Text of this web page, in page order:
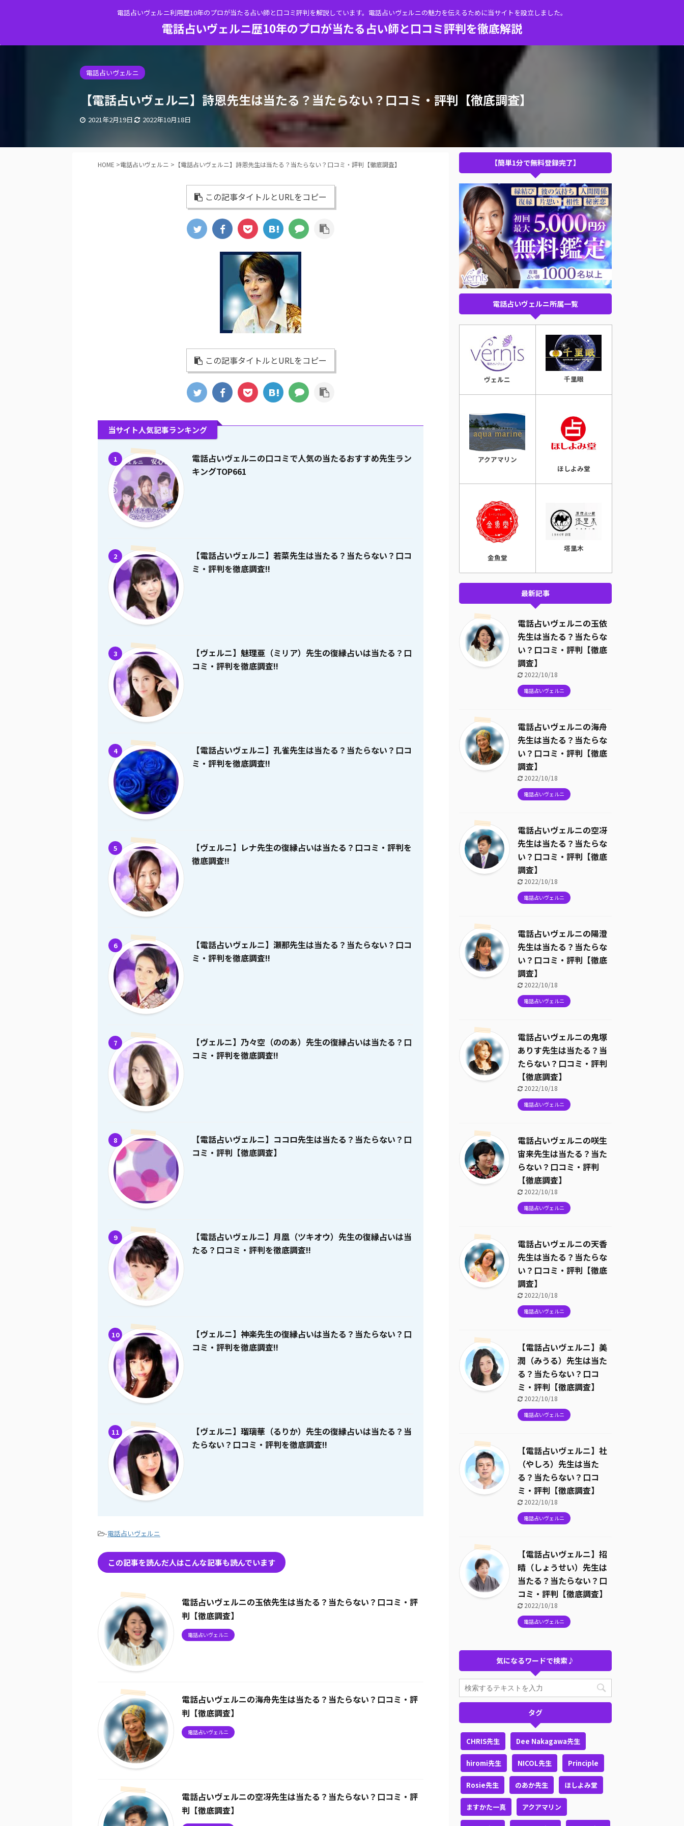
電話占いヴェルニ利用歴10年のプロが当たる占い師と口コミ評判を解説しています。電話占いヴェルニの魅力を伝えるために当サイトを設立しました。
電話占いヴェルニ歴10年のプロが当たる占い師と口コミ評判を徹底解説
電話占いヴェルニ
【電話占いヴェルニ】詩恩先生は当たる？当たらない？口コミ・評判【徹底調査】
2021年2月19日 2022年10月18日
HOME >電話占いヴェルニ > 【電話占いヴェルニ】詩恩先生は当たる？当たらない？口コミ・評判【徹底調査】
この記事タイトルとURLをコピー
この記事タイトルとURLをコピー
当サイト人気記事ランキング
1
電話占いヴェルニの口コミで人気の当たるおすすめ先生ラン
キングTOP661
2
【電話占いヴェルニ】若菜先生は当たる？当たらない？口コ
ミ・評判を徹底調査!!
3
【ヴェルニ】魅理亜（ミリア）先生の復縁占いは当たる？口
コミ・評判を徹底調査!!
4
【電話占いヴェルニ】孔雀先生は当たる？当たらない？口コ
ミ・評判を徹底調査!!
5
【ヴェルニ】レナ先生の復縁占いは当たる？口コミ・評判を
徹底調査!!
6
【電話占いヴェルニ】瀬那先生は当たる？当たらない？口コ
ミ・評判を徹底調査!!
7
【ヴェルニ】乃々空（ののあ）先生の復縁占いは当たる？口
コミ・評判を徹底調査!!
8
【電話占いヴェルニ】ココロ先生は当たる？当たらない？口
コミ・評判【徹底調査】
9
【電話占いヴェルニ】月凰（ツキオウ）先生の復縁占いは当
たる？口コミ・評判を徹底調査!!
10
【ヴェルニ】神楽先生の復縁占いは当たる？当たらない？口
コミ・評判を徹底調査!!
11
【ヴェルニ】瑠璃華（るりか）先生の復縁占いは当たる？当
たらない？口コミ・評判を徹底調査!!
-電話占いヴェルニ
この記事を読んだ人はこんな記事も読んでいます
電話占いヴェルニの玉依先生は当たる？当たらない？口コミ・評
判【徹底調査】
電話占いヴェルニ
電話占いヴェルニの海舟先生は当たる？当たらない？口コミ・評
判【徹底調査】
電話占いヴェルニ
電話占いヴェルニの空冴先生は当たる？当たらない？口コミ・評
判【徹底調査】
【簡単1分で無料登録完了】
電話占いヴェルニ所属一覧
ヴェルニ 千里眼
アクアマリン
ほしよみ堂
金魚堂
塔里木
最新記事
電話占いヴェルニの玉依
先生は当たる？当たらな
い？口コミ・評判【徹底
調査】
2022/10/18
電話占いヴェルニ
電話占いヴェルニの海舟
先生は当たる？当たらな
い？口コミ・評判【徹底
調査】
2022/10/18
電話占いヴェルニ
電話占いヴェルニの空冴
先生は当たる？当たらな
い？口コミ・評判【徹底
調査】
2022/10/18
電話占いヴェルニ
電話占いヴェルニの陽澄
先生は当たる？当たらな
い？口コミ・評判【徹底
調査】
2022/10/18
電話占いヴェルニ
電話占いヴェルニの鬼塚
ありす先生は当たる？当
たらない？口コミ・評判
【徹底調査】
2022/10/18
電話占いヴェルニ
電話占いヴェルニの咲生
宙来先生は当たる？当た
らない？口コミ・評判
【徹底調査】
2022/10/18
電話占いヴェルニ
電話占いヴェルニの天香
先生は当たる？当たらな
い？口コミ・評判【徹底
調査】
2022/10/18
電話占いヴェルニ
【電話占いヴェルニ】美
潤（みうる）先生は当た
る？当たらない？口コ
ミ・評判【徹底調査】
2022/10/18
電話占いヴェルニ
【電話占いヴェルニ】社
（やしろ）先生は当た
る？当たらない？口コ
ミ・評判【徹底調査】
2022/10/18
電話占いヴェルニ
【電話占いヴェルニ】招
晴（しょうせい）先生は
当たる？当たらない？口
コミ・評判【徹底調査】
2022/10/18
電話占いヴェルニ
気になるワードで検索♪
タグ
CHRIS先生 Dee Nakagawa先生
hiromi先生 NICOL先生 Principle
Rosie先生 のあか先生 ほしよみ堂
ますかた一真 アクアマリン